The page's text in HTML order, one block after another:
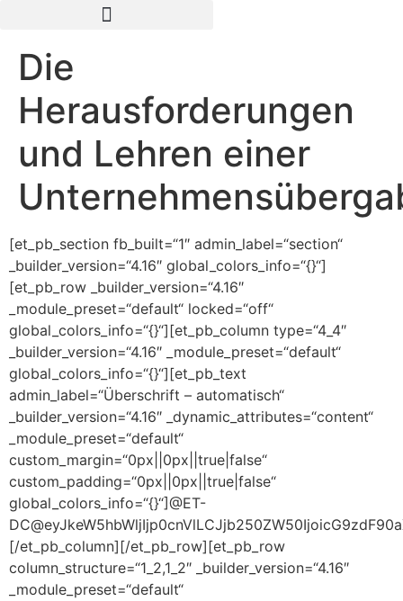
Die
Herausforderungen
und Lehren einer
[et_pb_section fb_built=“1″ admin_label=“section“
_builder_version=“4.16″ global_colors_info=“{}“]
[et_pb_row _builder_version=“4.16″
_module_preset=“default“ locked=“off“
global_colors_info=“{}“][et_pb_column type=“4_4″
_builder_version=“4.16″ _module_preset=“default“
global_colors_info=“{}“][et_pb_text
admin_label=“Überschrift – automatisch“
_builder_version=“4.16″ _dynamic_attributes=“content“
_module_preset=“default“
custom_margin=“0px||0px||true|false“
custom_padding=“0px||0px||true|false“
global_colors_info=“{}“]@ET-
[/et_pb_column][/et_pb_row][et_pb_row
column_structure=“1_2,1_2″ _builder_version=“4.16″
_module_preset=“default“